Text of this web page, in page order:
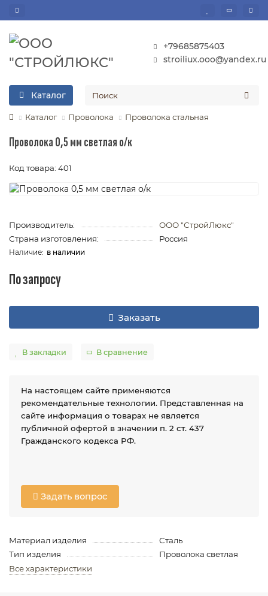
+79685875403
stroiliux.ooo@yandex.ru
Каталог
Каталог Проволока Проволока стальная
Проволока 0,5 мм светлая о/к
Код товара: 401
Производитель:
ООО "СтройЛюкс"
Страна изготовления:
Россия
в наличии
По запросу
Заказать
В закладки В сравнение
На настоящем сайте применяются
рекомендательные технологии. Представленная на
сайте информация о товарах не является
публичной офертой в значении п. 2 ст. 437
Гражданского кодекса РФ.
Задать вопрос
Материал изделия
Сталь
Тип изделия
Проволока светлая
Все характеристики